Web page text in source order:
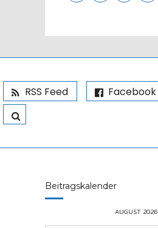
RSS Feed Facebook
Beitragskalender
AUGUST 2026